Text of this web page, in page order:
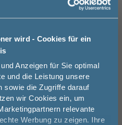
wird - Cookies für ein
Anzeigen für Sie optimal
und die Leistung unsere
sowie die Zugriffe darauf
wir Cookies ein, um
relevante
Werbung zu zeigen. Ihre
-
Front
Eiche Schwarz -
Schwarz Halifax Eiche
1.509,00 €
ausgewählt
1.509,00 €
€ sparen!
hier zu unserem
und sparen Sie
Bestellung!